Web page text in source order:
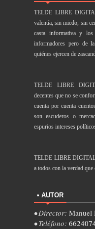
TELDE LIBRE
valentía, sin miedo, sin
casta informativa y los
informadores pero de
quiénes ejercen de
TELDE LIBRE
decentes que no se
cuenta por cuenta
son escuderos o
espurios intereses
TELDE LIBRE DIGITAL
a todos con la verdad que
• AUTOR
• Director: Manuel
• Teléfono: